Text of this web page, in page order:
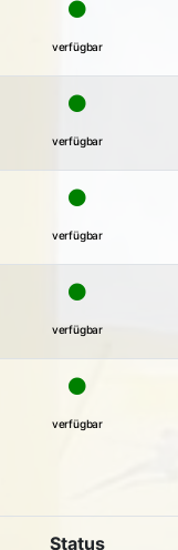
verfügbar
verfügbar
verfügbar
verfügbar
verfügbar
Status